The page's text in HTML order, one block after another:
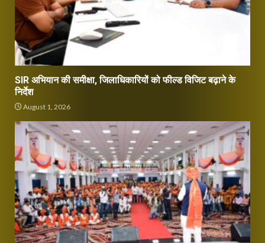
SIR अभियान की समीक्षा, जिलाधिकारियों को फील्ड विजिट बढ़ाने के
निर्देश
August 1, 2026